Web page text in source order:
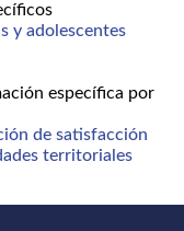
y adolescentes
específica por
de satisfacción
territoriales